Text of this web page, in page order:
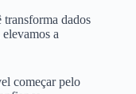
transforma dados
a
começar pelo